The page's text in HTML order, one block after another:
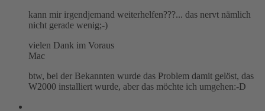
kann mir irgendjemand weiterhelfen???... das nervt nämlich
nicht gerade wenig;-)
vielen Dank im Voraus
Mac
btw, bei der Bekannten wurde das Problem damit gelöst, das
W2000 installiert wurde, aber das möchte ich umgehen:-D